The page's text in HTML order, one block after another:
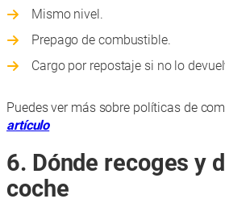
Mismo nivel.
Prepago de combustible.
Cargo por repostaje si no lo
Puedes ver más sobre políticas de
artículo
6. Dónde recoges y
coche